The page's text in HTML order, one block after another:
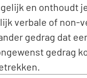
en onthoudt
verbale of non-
gedrag dat
gedrag